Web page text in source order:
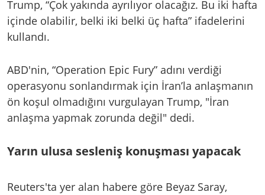
Trump, “Çok yakında ayrılıyor olacağız. Bu iki hafta
içinde olabilir, belki iki belki üç hafta” ifadelerini
kullandı.
ABD'nin, “Operation Epic Fury” adını verdiği
operasyonu sonlandırmak için İran’la anlaşmanın
ön koşul olmadığını vurgulayan Trump, "İran
anlaşma yapmak zorunda değil" dedi.
Yarın ulusa sesleniş konuşması yapacak
Reuters'ta yer alan habere göre Beyaz Saray,